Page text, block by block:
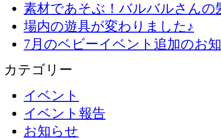
素材であそぶ！バルバルさん
場内の遊具が変わりました♪
7月のベビーイベント追加のお
カテゴリー
イベント
イベント報告
お知らせ